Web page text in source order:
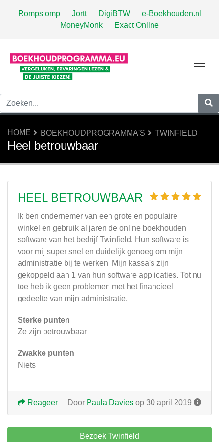
Rompslomp Jortt DigiBTW
e-Boekhouden.nl
MoneyMonk
Exact Online
HOME BOEKHOUDPROGRAMMA'S TWINFIELD
Heel betrouwbaar
HEEL BETROUWBAAR
Ik ben ondernemer van een grote en populaire
winkel en gebruik al jaren de online boekhouden
software van het bedrijf Twinfield. Hun software is
voor mij super snel en duidelijk genoeg om mijn
administratie bij te werken. Mijn kassa's zijn
gekoppeld aan 1 van hun software applicaties. Tot nu
toe heb ik geen problemen met het financieel
gedeelte van mijn administratie.
Sterke punten
Ze zijn betrouwbaar
Zwakke punten
Niets
Door Paula Davies op 30 april 2019
Reageer
Bezoek Twinfield